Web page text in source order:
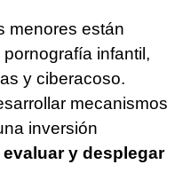
menores están
infantil,
y ciberacoso.
mecanismos
inversión
y desplegar